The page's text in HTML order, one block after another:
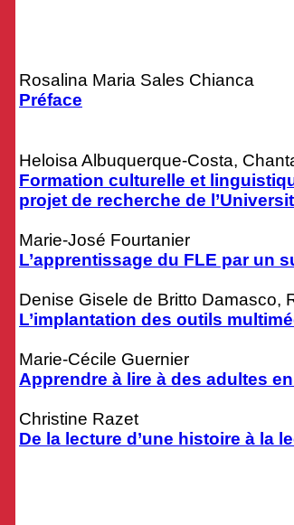
Rosalina Maria Sales Chianca
Préface
Heloisa Albuquerque-Costa,
Formation culturelle et
projet de recherche de
Marie-José Fourtanier
L’apprentissage du FLE par un
Denise Gisele de Britto Damasco,
L’implantation des outils
Marie-Cécile Guernier
Apprendre à lire à des adultes
Christine Razet
De la lecture d’une histoire à la